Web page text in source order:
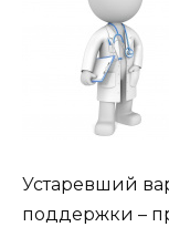
Устаревший
поддержки –